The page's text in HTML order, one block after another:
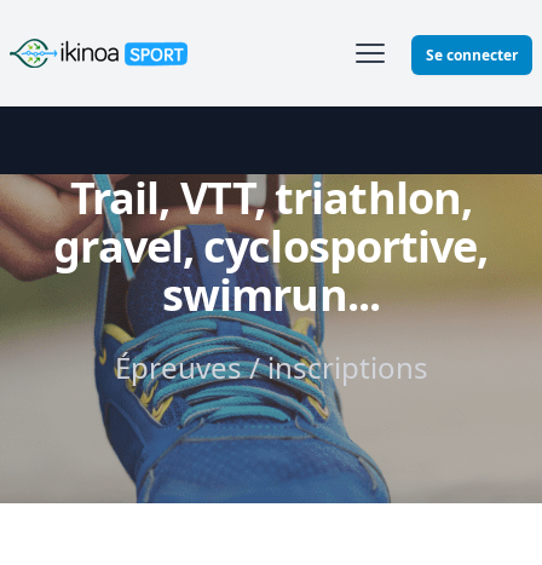
Ikinoa Sport Se connecter
Trail, VTT, triathlon,
gravel, cyclosportive,
swimrun...
Épreuves / inscriptions